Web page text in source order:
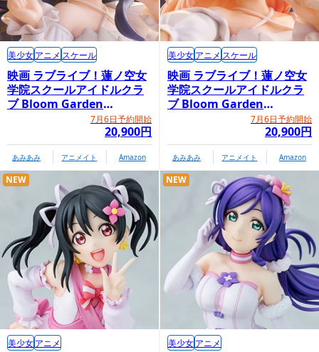
映画 ラブライブ！蓮ノ空女
学院スクールアイドルクラ
ブ Bloom Garden
Party「村野さやか」7月6日予約開始
20,900円
美少女アニメ スケール
あみあみ アニメイト Amazon
映画 ラブライブ！蓮ノ空女
学院スクールアイドルクラ
ブ Bloom Garden
Party「日野下花帆」7月6日予約開始
20,900円
美少女アニメ スケール
あみあみ アニメイト Amazon
NEW
美少女アニメ
NEW
美少女アニメ